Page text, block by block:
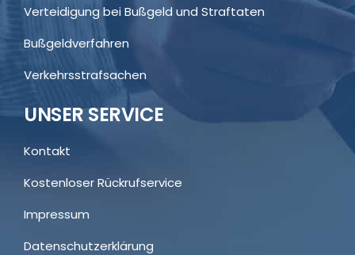
Verteidigung bei Bußgeld und Straftaten
Bußgeldverfahren
Verkehrsstrafsachen
UNSER SERVICE
Kontakt
Kostenloser Rückrufservice
Impressum
Datenschutzerklärung